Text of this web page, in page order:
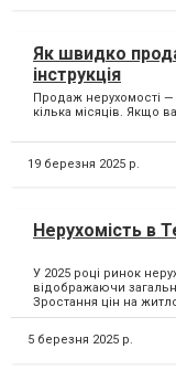
Як швидко
інструкція
Продаж нерухомості —
кілька місяців. Якщо
19 березня 2025 р.
Нерухомість в
У 2025 році ринок
відображаючи
Зростання цін на
5 березня 2025 р.